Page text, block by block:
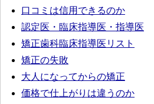
口コミは信用できるのか
認定医・臨床指導医・指導医
矯正歯科臨床指導医リスト
矯正の失敗
大人になってからの矯正
価格で仕上がりは違うのか